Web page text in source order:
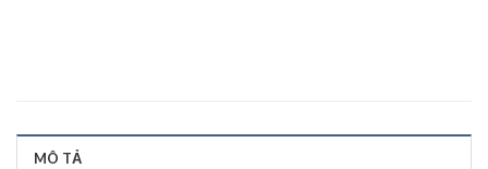
MÔ TẢ